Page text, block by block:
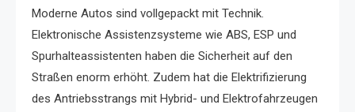
Moderne Autos sind vollgepackt mit Technik.
Elektronische Assistenzsysteme wie ABS, ESP und
Spurhalteassistenten haben die Sicherheit auf den
Straßen enorm erhöht. Zudem hat die Elektrifizierung
des Antriebsstrangs mit Hybrid- und Elektrofahrzeugen